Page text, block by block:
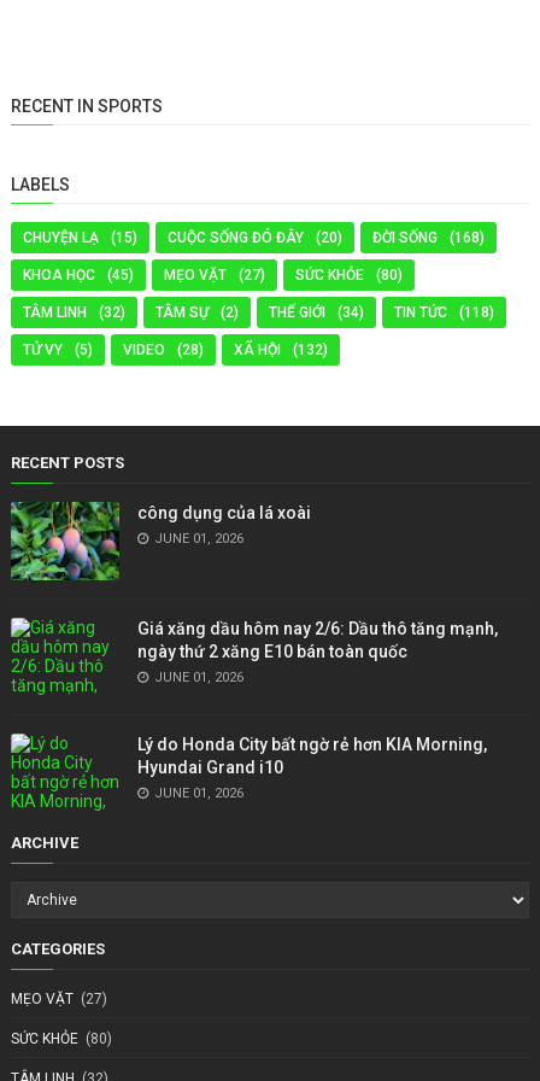
RECENT IN SPORTS
LABELS
CHUYỆN LẠ (15) CUỘC SỐNG ĐÓ ĐÂY (20) ĐỜI SỐNG (168)
KHOA HỌC (45) MẸO VẶT (27) SỨC KHỎE (80)
TÂM LINH (32) TÂM SỰ (2) THẾ GIỚI (34) TIN TỨC (118)
TỬ VY (5) VIDEO (28) XÃ HỘI (132)
RECENT POSTS
công dụng của lá xoài
JUNE 01, 2026
Giá xăng dầu hôm nay 2/6: Dầu thô tăng mạnh,
ngày thứ 2 xăng E10 bán toàn quốc
JUNE 01, 2026
Lý do Honda City bất ngờ rẻ hơn KIA Morning,
Hyundai Grand i10
JUNE 01, 2026
ARCHIVE
CATEGORIES
MẸO VẶT (27)
SỨC KHỎE (80)